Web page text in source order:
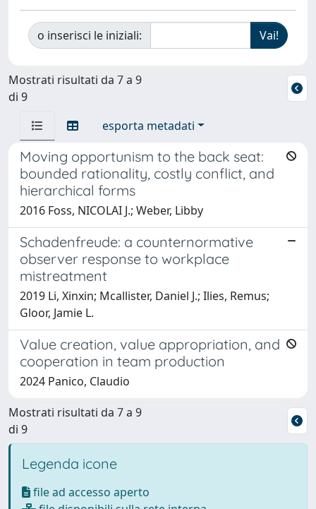
o inserisci le iniziali:
Mostrati risultati da 7 a 9
di 9
esporta metadati
Moving opportunism to the back seat:
bounded rationality, costly conflict, and
hierarchical forms
2016 Foss, NICOLAI J.; Weber, Libby
Schadenfreude: a counternormative
observer response to workplace
mistreatment
2019 Li, Xinxin; Mcallister, Daniel J.; Ilies, Remus;
Gloor, Jamie L.
Value creation, value appropriation, and
cooperation in team production
2024 Panico, Claudio
Mostrati risultati da 7 a 9
di 9
Legenda icone
file ad accesso aperto